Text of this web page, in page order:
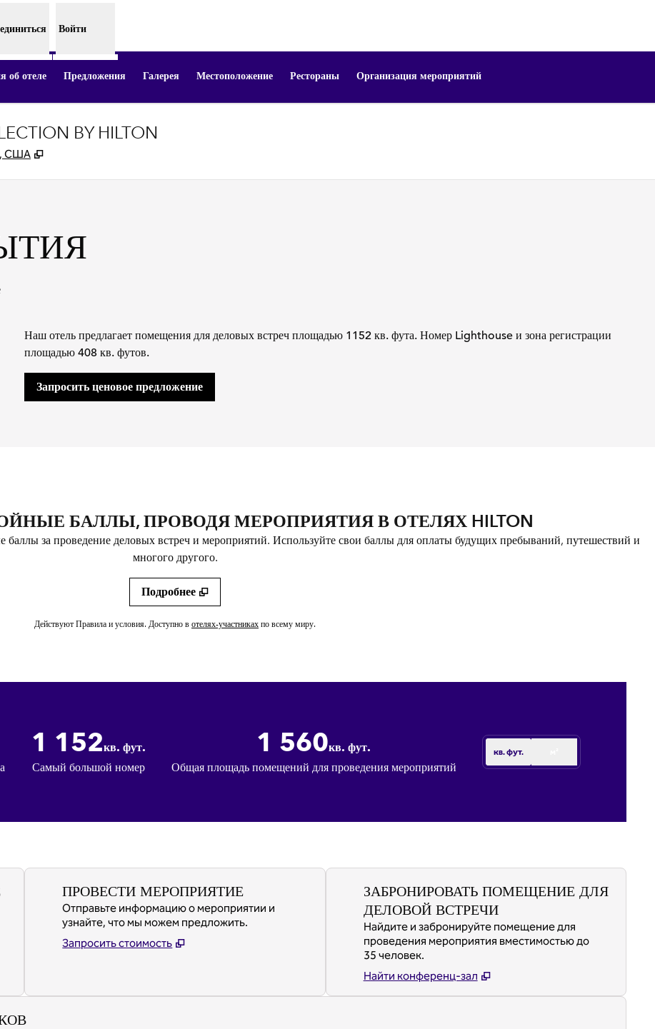
Войти
об отеле Предложения Галерея Местоположение Рестораны Организация мероприятий
BY HILTON
США ,
Наш отель предлагает помещения для деловых встреч площадью 1152 кв. фута. Номер Lighthouse и зона регистрации
площадью 408 кв. футов.
Запросить ценовое предложение,
БАЛЛЫ, ПРОВОДЯ МЕРОПРИЯТИЯ В ОТЕЛЯХ HILTON
за проведение деловых встреч и мероприятий. Используйте свои баллы для оплаты будущих пребываний, путешествий и
многого другого.
Подробнее
Действуют Правила и условия. Доступно в отелях-участниках. Открывается новая вкладка
по всему миру.
1 152кв. фут.
кв. фут.
Самый большой номер
1 560кв. фут.
кв. фут.
Общая площадь помещений для проведения мероприятий
кв. фут.
ПРОВЕСТИ МЕРОПРИЯТИЕ
Отправьте информацию о мероприятии и
узнайте, что мы можем предложить.
Запросить стоимость
ЗАБРОНИРОВАТЬ ПОМЕЩЕНИЕ ДЛЯ
ДЕЛОВОЙ ВСТРЕЧИ
Найдите и забронируйте помещение для
проведения мероприятия вместимостью до
35 человек.
Найти конференц-зал